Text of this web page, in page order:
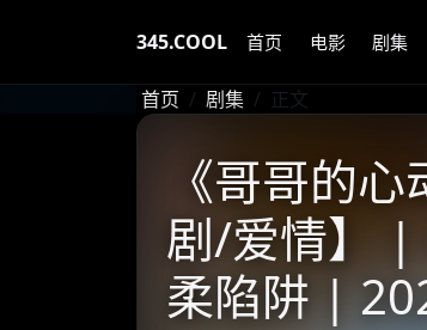
345.COOL 首页 电影 剧集
首页 剧集 正文
《哥哥的
剧/爱情】 |
柔陷阱 |